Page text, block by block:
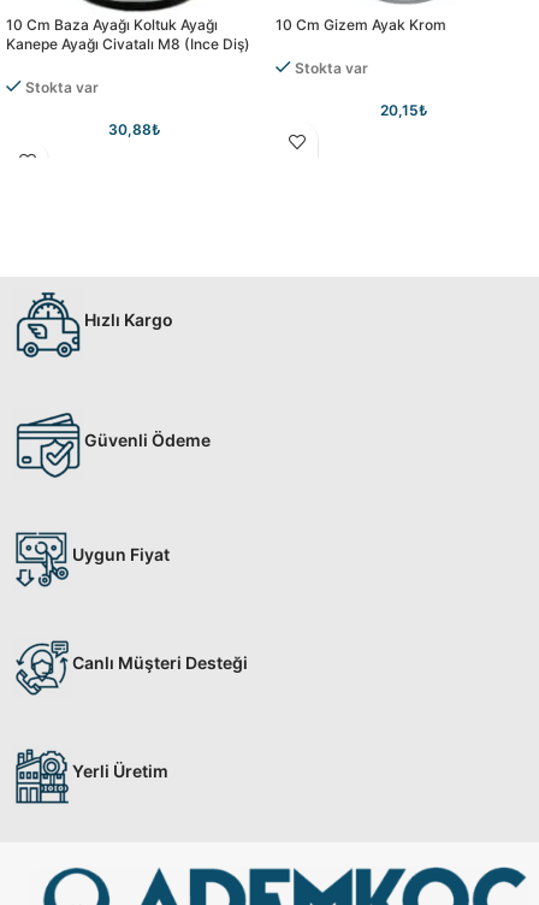
10 Cm Baza Ayağı Koltuk Ayağı
Kanepe Ayağı Civatalı M8 (ince Diş)
Stokta var
30,88₺
10 Cm Gizem Ayak Krom
Stokta var
20,15₺
Hızlı Kargo
Güvenli Ödeme
Uygun Fiyat
Canlı Müşteri Desteği
Yerli Üretim